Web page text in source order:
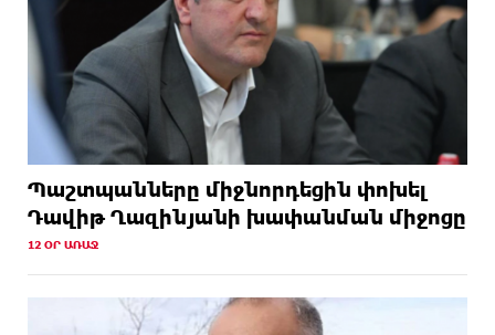
Պաշտպանները միջնորդեցին փոխել
Դավիթ Ղազինյանի խափանման միջոցը
12 ՕՐ ԱՌԱՋ